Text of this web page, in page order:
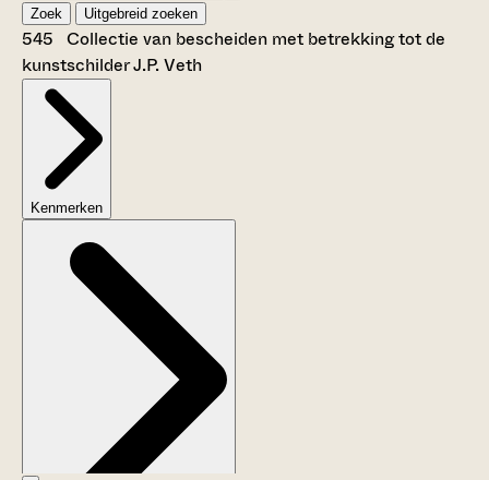
Zoek Uitgebreid zoeken
545 Collectie van bescheiden met betrekking tot de
kunstschilder J.P. Veth
Kenmerken